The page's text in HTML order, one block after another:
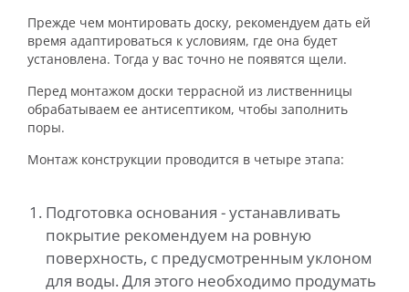
Прежде чем монтировать доску, рекомендуем дать ей
время адаптироваться к условиям, где она будет
установлена. Тогда у вас точно не появятся щели.
Перед монтажом доски террасной из лиственницы
обрабатываем ее антисептиком, чтобы заполнить
поры.
Монтаж конструкции проводится в четыре этапа:
Подготовка основания - устанавливать
покрытие рекомендуем на ровную
поверхность, с предусмотренным уклоном
для воды. Для этого необходимо продумать